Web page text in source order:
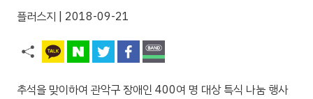
플러스지 | 2018-09-21
추석을 맞이하여 관악구 장애인 400여 명 대상 특식 나눔 행사